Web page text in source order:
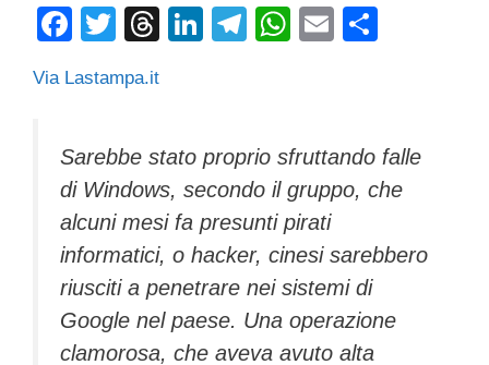
F
c
b
o
o
k
T
tt
T
d
s
Li
dI
n
T
a
m
W
A
p
p
E
vi
di
Via Lastampa.it
Sarebbe stato proprio sfruttando falle
di Windows, secondo il gruppo, che
alcuni mesi fa presunti pirati
informatici, o hacker, cinesi sarebbero
riusciti a penetrare nei sistemi di
Google nel paese. Una operazione
clamorosa, che aveva avuto alta